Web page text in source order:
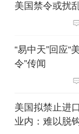
长45.79%。
示，整体行
年的高景气
前很多重点
也在积极准
美国禁令或扰
“易中天”回应“
令”传闻
美国拟禁止进
业内：难以脱